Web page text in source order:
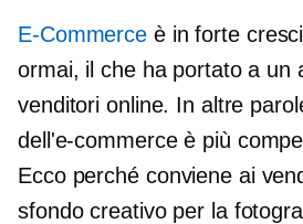
E-Commerce è in forte
ormai, il che ha portato a un
venditori online. In altre
dell'e-commerce è più
Ecco perché conviene ai
sfondo creativo per la